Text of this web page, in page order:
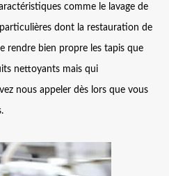
comme le lavage de
dont la restauration de
rendre bien propre les tapis que
nettoyants mais qui
nous appeler dès lors que vous